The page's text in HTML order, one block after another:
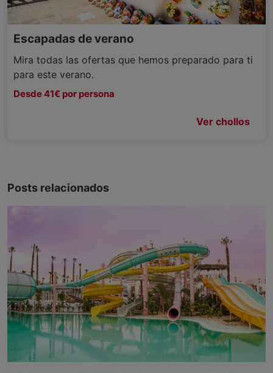
Escapadas de verano
Mira todas las ofertas que hemos preparado para ti
para este verano.
Desde 41€ por persona
Ver chollos
Posts relacionados